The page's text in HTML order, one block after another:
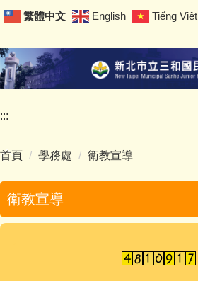
跳
要
內
區
繁體中文 English Tiếng Việt
:::
首頁 學務處 衛教宣導
衛教宣導